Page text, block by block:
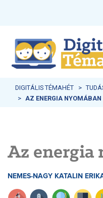
DIGITÁLIS TÉMAHÉT
AZ ENERGIA NYOMÁBAN
Az energia
NEMES-NAGY KATALIN